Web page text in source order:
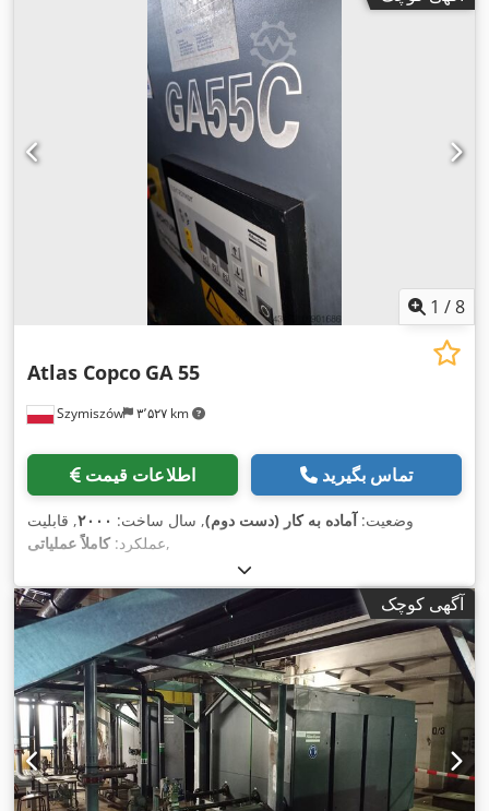
1 /8
Szymiszów ۳٬۵۲۷ km
Atlas Copco GA 55
اطلاعات قیمت تماس بگیرید
وضعیت:آماده به کار (دست دوم), سال ساخت: ۲۰۰۰, قابلیت
عملکرد:کاملاً عملیاتی ,
آگهی کوچک